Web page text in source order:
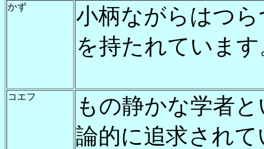
かず
小柄ながらはつ
を持たれていま
コエフ
もの静かな学者
論的に追求され